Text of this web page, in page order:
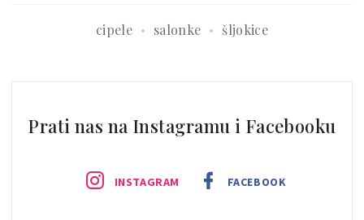
cipele salonke šljokice
Prati nas na Instagramu i Facebooku
INSTAGRAM FACEBOOK